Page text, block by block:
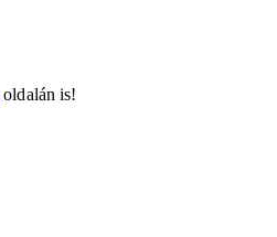
oldalán is!